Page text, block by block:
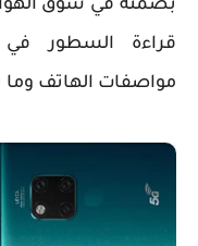
قراءة السطور
مواصفات الهاتف وما